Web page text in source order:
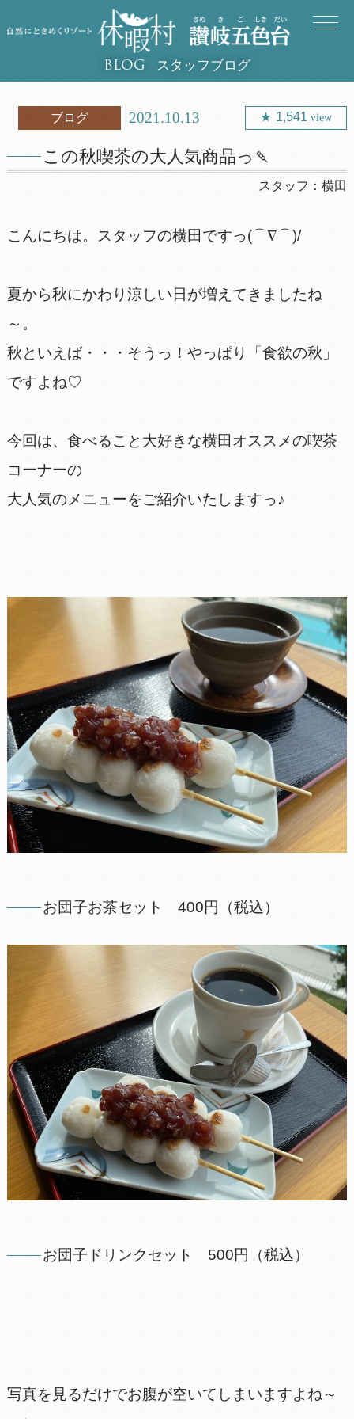
BLOG スタッフブログ
ブログ 2021.10.13 1,541view
この秋喫茶の大人気商品っ🍡
スタッフ：横田
こんにちは。スタッフの横田ですっ(⌒∇⌒)/
夏から秋にかわり涼しい日が増えてきましたね
～。
秋といえば・・・そうっ！やっぱり「食欲の秋」
ですよね♡
今回は、食べること大好きな横田オススメの喫茶
コーナーの
大人気のメニューをご紹介いたしますっ♪
お団子お茶セット 400円（税込）
お団子ドリンクセット 500円（税込）
写真を見るだけでお腹が空いてしまいますよね～